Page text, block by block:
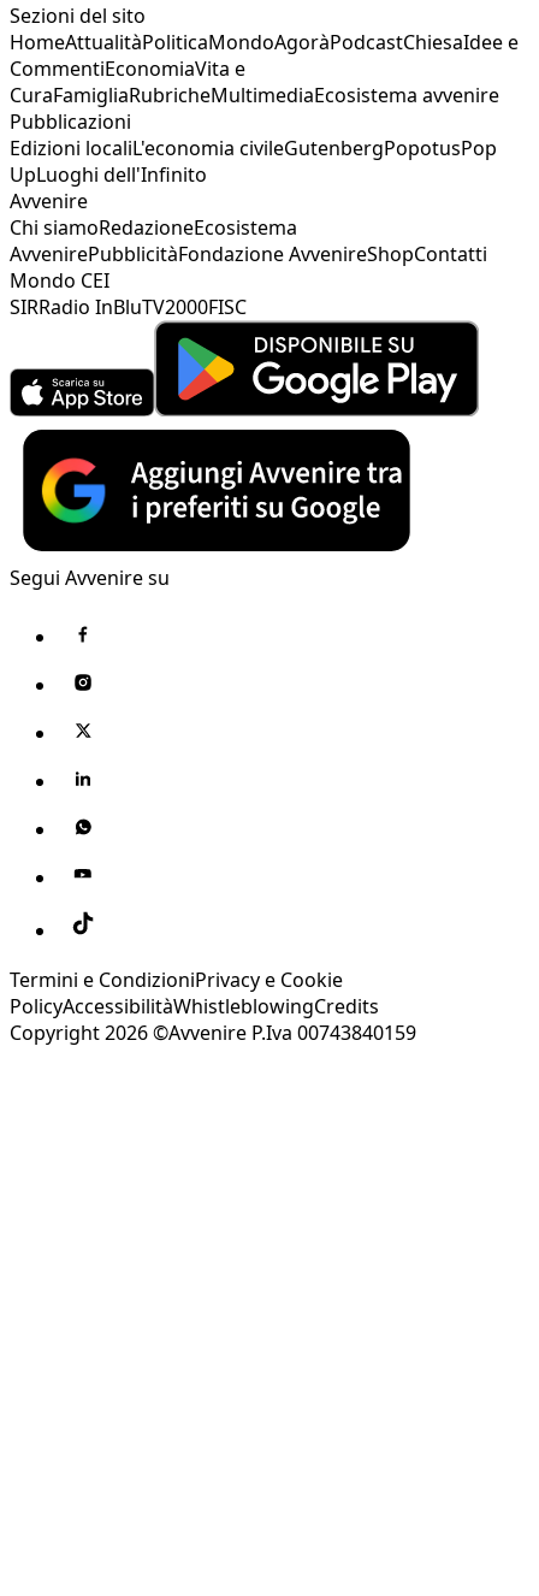
Sezioni del sito
HomeAttualitàPoliticaMondoAgoràPodcastChiesaIdee e
CommentiEconomiaVita e
CuraFamigliaRubricheMultimediaEcosistema avvenire
Pubblicazioni
Edizioni localiL'economia civileGutenbergPopotusPop
UpLuoghi dell'Infinito
Avvenire
Chi siamoRedazioneEcosistema
AvvenirePubblicitàFondazione AvvenireShopContatti
Mondo CEI
SIRRadio InBluTV2000FISC
Segui Avvenire su
Termini e CondizioniPrivacy e Cookie
PolicyAccessibilitàWhistleblowingCredits
Copyright 2026 ©Avvenire P.Iva 00743840159